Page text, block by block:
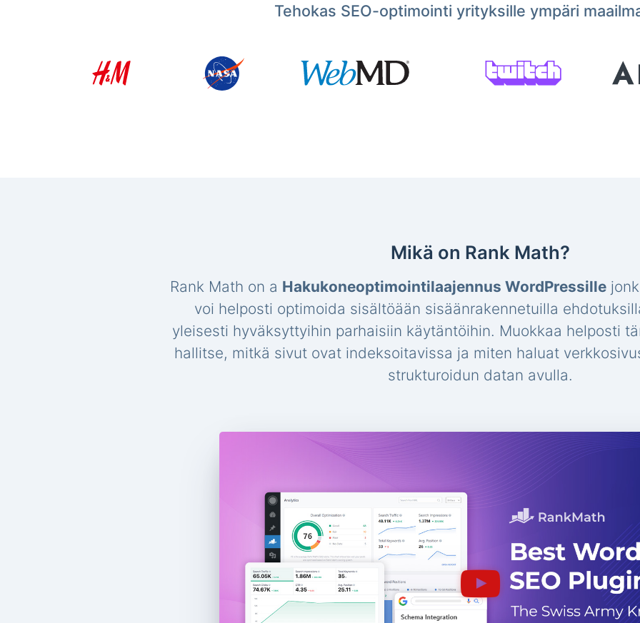
Tehokas SEO-optimointi yrityksille ympäri
Mikä on Rank Math?
Rank Math on a Hakukoneoptimointilaajennus WordPressille
voi helposti optimoida sisältöään sisäänrakennetuilla
yleisesti hyväksyttyihin parhaisiin käytäntöihin. Muokkaa helposti
hallitse, mitkä sivut ovat indeksoitavissa ja miten haluat
strukturoidun datan avulla.